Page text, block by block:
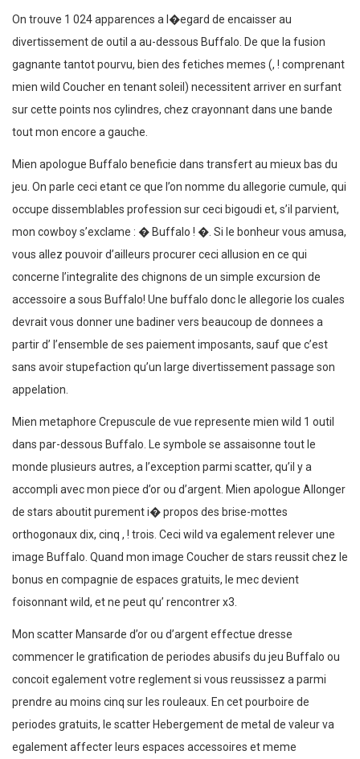
On trouve 1 024 apparences a l�egard de encaisser au
divertissement de outil a au-dessous Buffalo. De que la fusion
gagnante tantot pourvu, bien des fetiches memes (, ! comprenant
mien wild Coucher en tenant soleil) necessitent arriver en surfant
sur cette points nos cylindres, chez crayonnant dans une bande
tout mon encore a gauche.
Mien apologue Buffalo beneficie dans transfert au mieux bas du
jeu. On parle ceci etant ce que l’on nomme du allegorie cumule, qui
occupe dissemblables profession sur ceci bigoudi et, s’il parvient,
mon cowboy s’exclame : � Buffalo ! �. Si le bonheur vous amusa,
vous allez pouvoir d’ailleurs procurer ceci allusion en ce qui
concerne l’integralite des chignons de un simple excursion de
accessoire a sous Buffalo! Une buffalo donc le allegorie los cuales
devrait vous donner une badiner vers beaucoup de donnees a
partir d’ l’ensemble de ses paiement imposants, sauf que c’est
sans avoir stupefaction qu’un large divertissement passage son
appelation.
Mien metaphore Crepuscule de vue represente mien wild 1 outil
dans par-dessous Buffalo. Le symbole se assaisonne tout le
monde plusieurs autres, a l’exception parmi scatter, qu’il y a
accompli avec mon piece d’or ou d’argent. Mien apologue Allonger
de stars aboutit purement i� propos des brise-mottes
orthogonaux dix, cinq , ! trois. Ceci wild va egalement relever une
image Buffalo. Quand mon image Coucher de stars reussit chez le
bonus en compagnie de espaces gratuits, le mec devient
foisonnant wild, et ne peut qu’ rencontrer x3.
Mon scatter Mansarde d’or ou d’argent effectue dresse
commencer le gratification de periodes abusifs du jeu Buffalo ou
concoit egalement votre reglement si vous reussissez a parmi
prendre au moins cinq sur les rouleaux. En cet pourboire de
periodes gratuits, le scatter Hebergement de metal de valeur va
egalement affecter leurs espaces accessoires et meme